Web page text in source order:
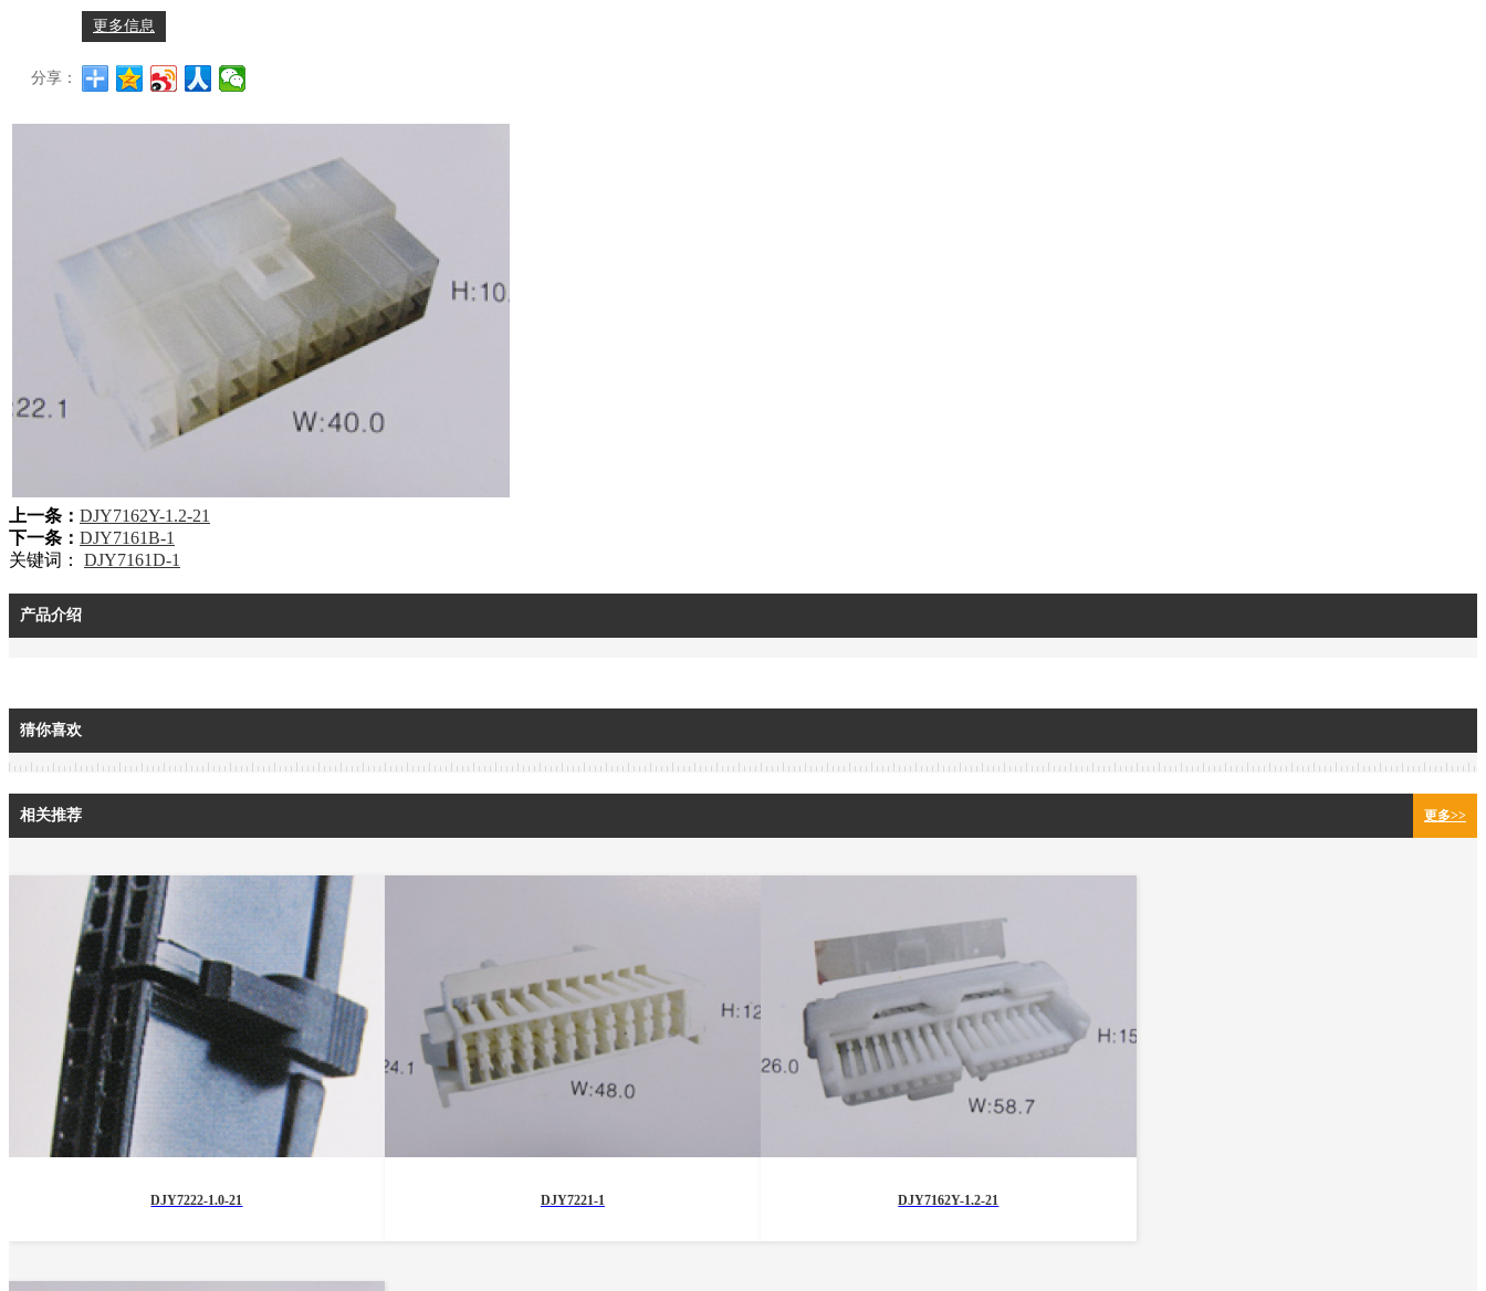
更多信息
分享：
上一条： DJY7162Y-1.2-21
下一条： DJY7161B-1
关键词： DJY7161D-1
产品介绍
猜你喜欢
相关推荐 更多>>
DJY7222-1.0-21 DJY7221-1 DJY7162Y-1.2-21